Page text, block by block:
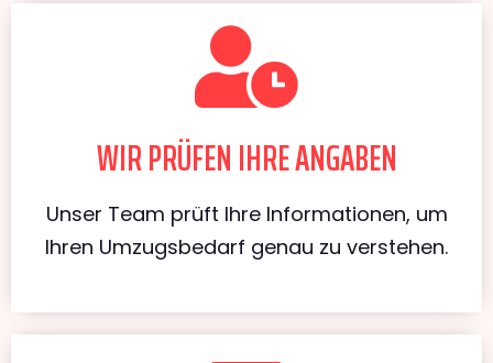
WIR PRÜFEN IHRE ANGABEN
Unser Team prüft Ihre Informationen, um
Ihren Umzugsbedarf genau zu verstehen.